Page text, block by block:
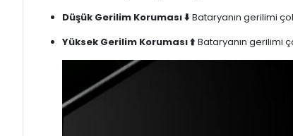
Düşük Gerilim Koruması ⬇️Bataryanın gerilimi
Yüksek Gerilim Koruması ⬆️Bataryanın gerilimi